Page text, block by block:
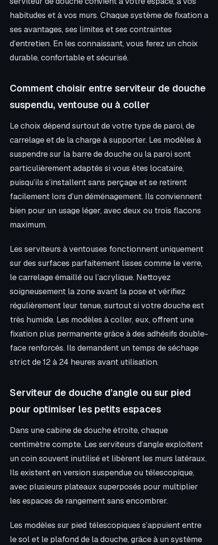
habitudes et à vos murs. Chaque système de fixation a
ses avantages, ses limites et ses contraintes
d’entretien. En les connaissant, vous ferez un choix
durable, confortable et sécurisé.
Comment choisir entre serviteur de douche
suspendu, ventouse ou à coller
Le choix dépend surtout de votre type de paroi, de
carrelage et de la charge à supporter. Les modèles à
suspendre sur la barre de douche ou la paroi sont
particulièrement adaptés si vous êtes locataire,
puisqu’ils s’installent sans perçage et se retirent
facilement lors d’un déménagement. Ils conviennent
bien pour un usage léger, avec deux ou trois flacons
maximum.
Les serviteurs à ventouses fonctionnent uniquement
sur des surfaces parfaitement lisses comme le verre,
le carrelage émaillé ou l’acrylique. Nettoyez
soigneusement la zone avant la pose et vérifiez
régulièrement leur tenue, surtout si votre douche est
très humide. Les modèles à coller, eux, offrent une
fixation plus permanente grâce à des adhésifs double-
face renforcés. Ils demandent un temps de séchage
strict de 12 à 24 heures avant utilisation.
Serviteur de douche d’angle ou sur pied
pour optimiser les petits espaces
Dans une cabine de douche étroite, chaque
centimètre compte. Les serviteurs d’angle exploitent
un coin souvent inutilisé et libèrent les murs latéraux.
Ils existent en version suspendue ou télescopique,
avec plusieurs plateaux superposés pour multiplier
les espaces de rangement sans encombrer.
Les modèles sur pied télescopiques s’appuient entre
le sol et le plafond de la douche, grâce à un système